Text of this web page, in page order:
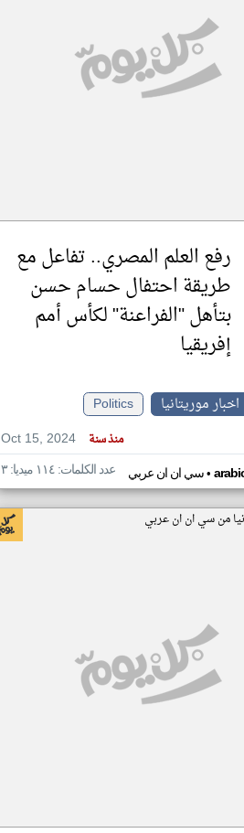
رفع العلم المصري.. تفاعل مع
طريقة احتفال حسام حسن
بتأهل "الفراعنة" لكأس أمم
إفريقيا
اخبار موريتانيا
Politics
Oct 15, 2024
منذ سنة
سي ان ان عربي• عدد الكلمات: ١١٤ ميديا: ٣
من سي ان ان عربي